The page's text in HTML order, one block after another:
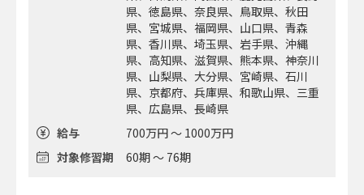
県、徳島県、奈良県、鳥取県、秋田
県、宮城県、福岡県、山口県、青森
県、香川県、埼玉県、岩手県、沖縄
県、高知県、滋賀県、熊本県、神奈川
県、山梨県、大分県、宮崎県、石川
県、京都府、兵庫県、和歌山県、三重
県、広島県、長崎県
給与
700万円 ～ 1000万円
対象修習期
60期 ～ 76期